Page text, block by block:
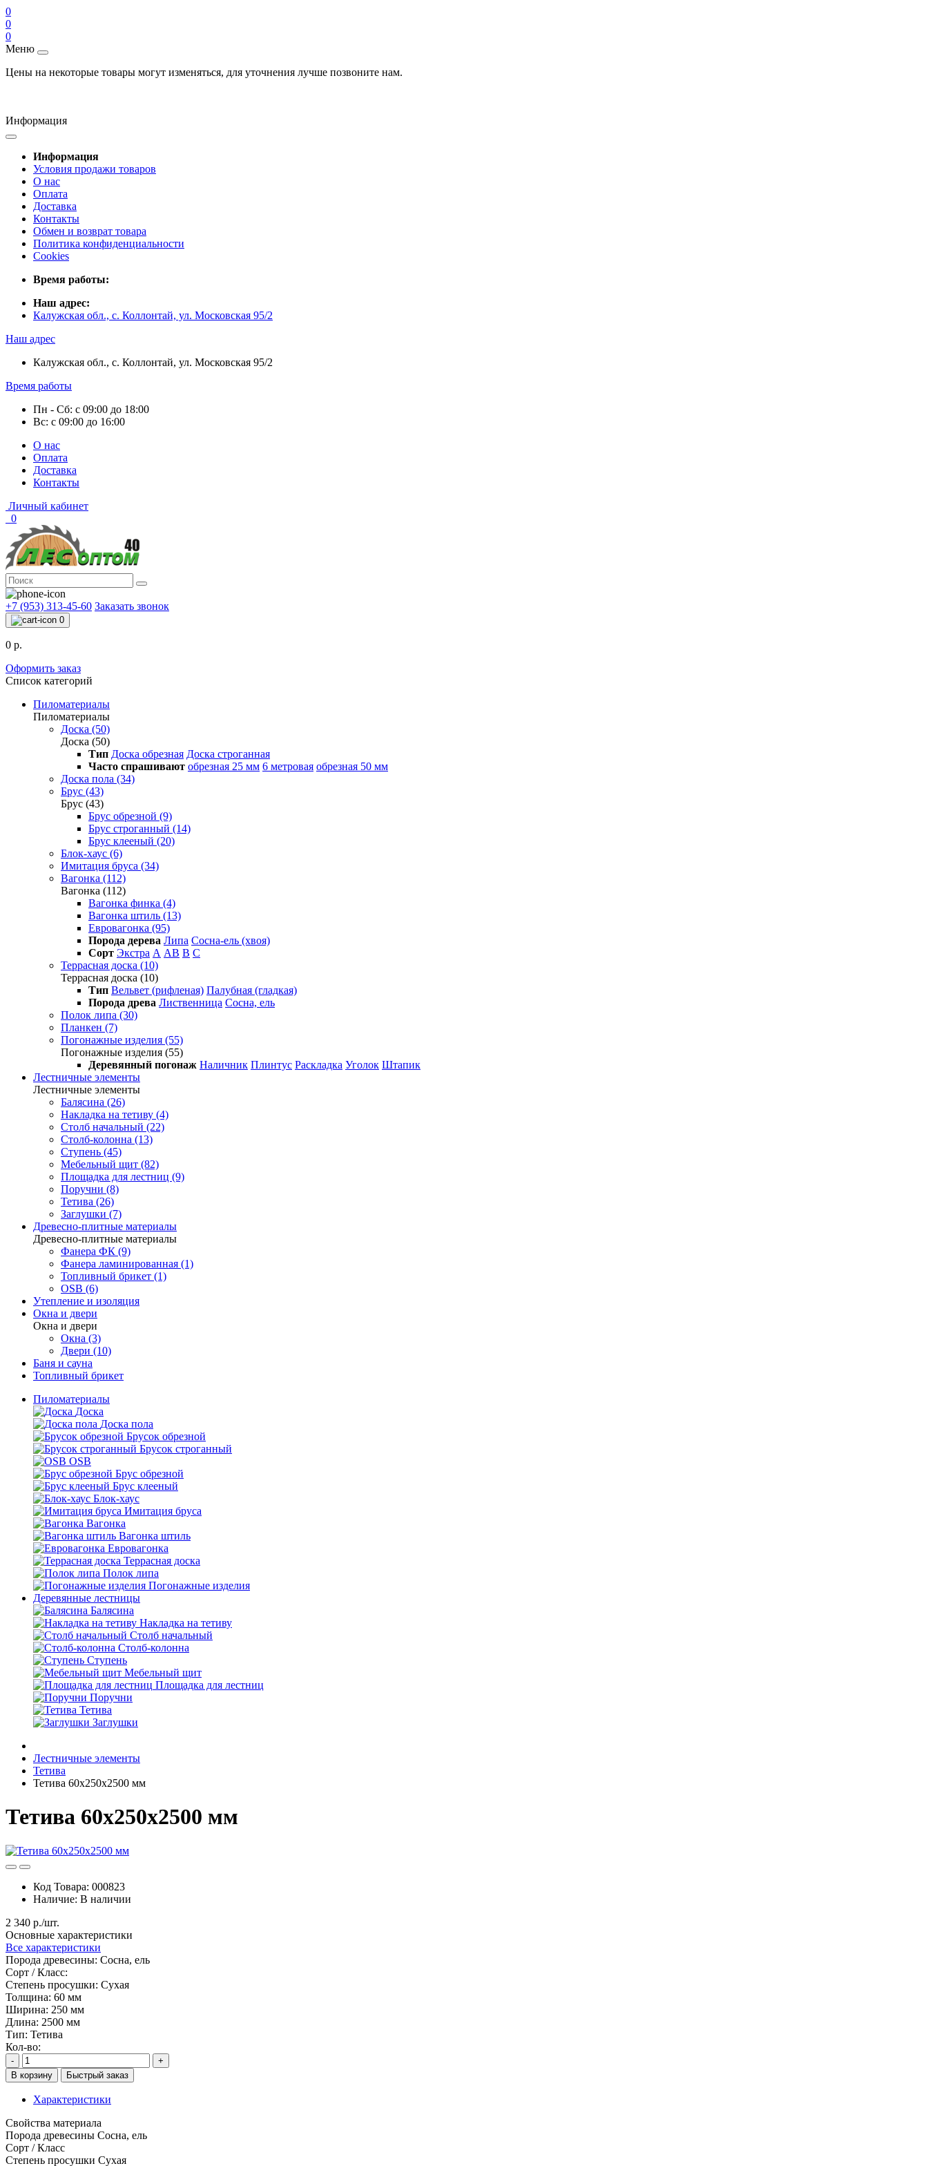
0
0
0
Меню
Цены на некоторые товары могут изменяться, для уточнения лучше позвоните нам.
Информация
Информация
Условия продажи товаров
О нас
Оплата
Доставка
Контакты
Обмен и возврат товара
Политика конфиденциальности
Cookies
Время работы:
Наш адрес:
Калужская обл., с. Коллонтай, ул. Московская 95/2
Наш адрес
Калужская обл., с. Коллонтай, ул. Московская 95/2
Время работы
Пн - Сб: с 09:00 до 18:00
Вс: с 09:00 до 16:00
О нас
Оплата
Доставка
Контакты
Личный кабинет
0
+7 (953) 313-45-60 Заказать звонок
0
0 р.
Оформить заказ
Список категорий
Пиломатериалы
Пиломатериалы
Доска (50)
Доска (50)
Тип Доска обрезная Доска строганная
Часто спрашивают обрезная 25 мм 6 метровая обрезная 50 мм
Доска пола (34)
Брус (43)
Брус (43)
Брус обрезной (9)
Брус строганный (14)
Брус клееный (20)
Блок-хаус (6)
Имитация бруса (34)
Вагонка (112)
Вагонка (112)
Вагонка финка (4)
Вагонка штиль (13)
Евровагонка (95)
Порода дерева Липа Сосна-ель (хвоя)
Сорт Экстра А АВ В С
Террасная доска (10)
Террасная доска (10)
Тип Вельвет (рифленая) Палубная (гладкая)
Порода древа Лиственница Сосна, ель
Полок липа (30)
Планкен (7)
Погонажные изделия (55)
Погонажные изделия (55)
Деревянный погонаж Наличник Плинтус Раскладка Уголок Штапик
Лестничные элементы
Лестничные элементы
Балясина (26)
Накладка на тетиву (4)
Столб начальный (22)
Столб-колонна (13)
Ступень (45)
Мебельный щит (82)
Площадка для лестниц (9)
Поручни (8)
Тетива (26)
Заглушки (7)
Древесно-плитные материалы
Древесно-плитные материалы
Фанера ФК (9)
Фанера ламинированная (1)
Топливный брикет (1)
OSB (6)
Утепление и изоляция
Окна и двери
Окна и двери
Окна (3)
Двери (10)
Баня и сауна
Топливный брикет
Пиломатериалы
Доска
Доска пола
Брусок обрезной
Брусок строганный
OSB
Брус обрезной
Брус клееный
Блок-хаус
Имитация бруса
Вагонка
Вагонка штиль
Евровагонка
Террасная доска
Полок липа
Погонажные изделия
Деревянные лестницы
Балясина
Накладка на тетиву
Столб начальный
Столб-колонна
Ступень
Мебельный щит
Площадка для лестниц
Поручни
Тетива
Заглушки
Лестничные элементы
Тетива
Тетива 60х250х2500 мм
Тетива 60х250х2500 мм
Код Товара: 000823
Наличие: В наличии
2 340 р./шт.
Основные характеристики
Все характеристики
Порода древесины: Сосна, ель
Сорт / Класс:
Степень просушки: Сухая
Толщина: 60 мм
Ширина: 250 мм
Длина: 2500 мм
Тип: Тетива
Кол-во:
-
+
В корзину
Быстрый заказ
Характеристики
Свойства материала
Порода древесины Сосна, ель
Сорт / Класс
Степень просушки Сухая